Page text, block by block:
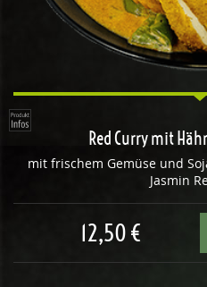
Red Curry mit
mit frischem Gemüse und
Jasmin
12,50 €